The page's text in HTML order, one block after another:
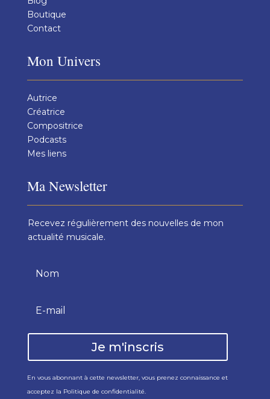
Boutique
Contact
Mon Univers
Autrice
Créatrice
Compositrice
Podcasts
Mes liens
Ma Newsletter
Recevez régulièrement des nouvelles de mon
actualité musicale.
Je m'inscris
En vous abonnant à cette newsletter, vous prenez connaissance et
acceptez la Politique de confidentialité.